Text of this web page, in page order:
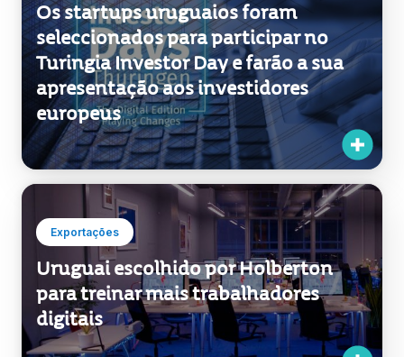
Os startups uruguaios foram
seleccionados para participar no
Turingia Investor Day e farão a sua
apresentação aos investidores
europeus
Exportações
Uruguai escolhido por Holberton
para treinar mais trabalhadores
digitais